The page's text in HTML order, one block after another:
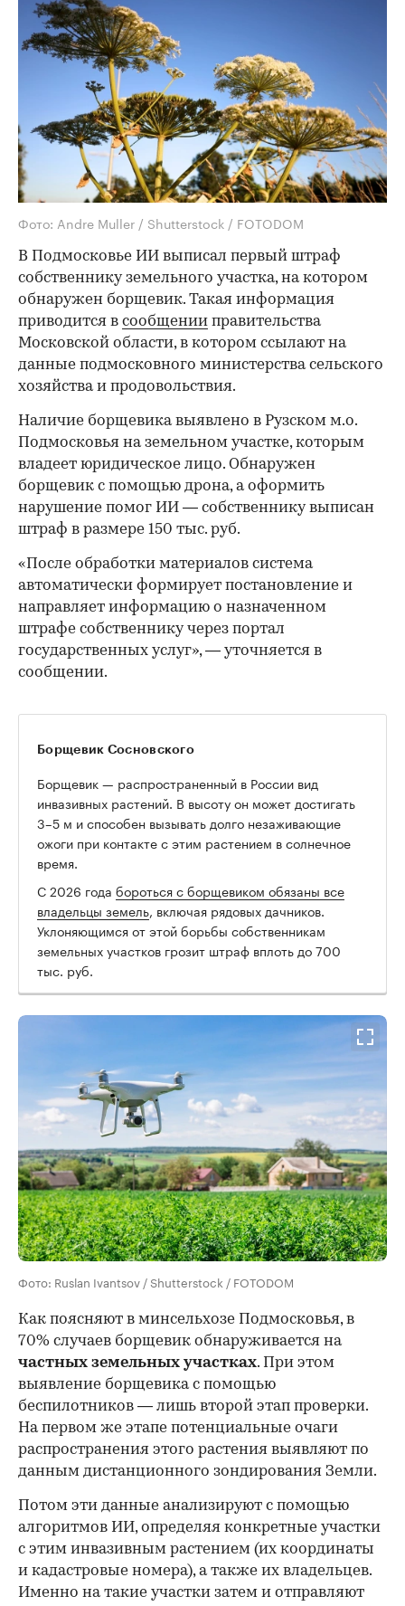
Фото: Andre Muller / Shutterstock / FOTODOM
В Подмосковье ИИ выписал первый штраф
собственнику земельного участка, на котором
обнаружен борщевик. Такая информация
приводится в сообщении правительства
Московской области, в котором ссылают на
данные подмосковного министерства сельского
хозяйства и продовольствия.
Наличие борщевика выявлено в Рузском м.о.
Подмосковья на земельном участке, которым
владеет юридическое лицо. Обнаружен
борщевик с помощью дрона, а оформить
нарушение помог ИИ — собственнику выписан
штраф в размере 150 тыс. руб.
«После обработки материалов система
автоматически формирует постановление и
направляет информацию о назначенном
штрафе собственнику через портал
государственных услуг», — уточняется в
сообщении.
00:00
Борщевик Сосновского
Борщевик — распространенный в России вид
инвазивных растений. В высоту он может достигать
3–5 м и способен вызывать долго незаживающие
ожоги при контакте с этим растением в солнечное
время.
С 2026 года бороться с борщевиком обязаны все
владельцы земель, включая рядовых дачников.
Уклоняющимся от этой борьбы собственникам
земельных участков грозит штраф вплоть до 700
тыс. руб.
Фото: Ruslan Ivantsov / Shutterstock / FOTODOM
Как поясняют в минсельхозе Подмосковья, в
70% случаев борщевик обнаруживается на
частных земельных участках. При этом
выявление борщевика с помощью
беспилотников — лишь второй этап проверки.
На первом же этапе потенциальные очаги
распространения этого растения выявляют по
данным дистанционного зондирования Земли.
Потом эти данные анализируют с помощью
алгоритмов ИИ, определяя конкретные участки
с этим инвазивным растением (их координаты
и кадастровые номера), а также их владельцев.
Именно на такие участки затем и отправляют